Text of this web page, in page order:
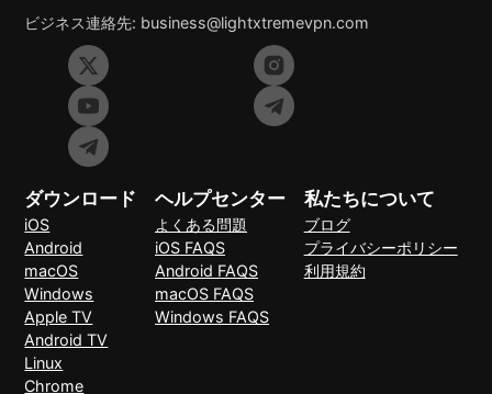
ビジネス連絡先: business@lightxtremevpn.com
ダウンロード
iOS
Android
macOS
Windows
Apple TV
Android TV
Linux
Chrome
ヘルプセンター
よくある問題
iOS FAQS
Android FAQS
macOS FAQS
Windows FAQS
私たちについて
ブログ
プライバシーポリシー
利用規約